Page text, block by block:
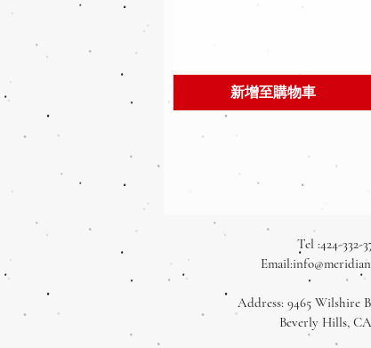
新增至購物車
Tel :424-332-
Email:
Address: 9465 Wilshire
Beverly Hills, CA